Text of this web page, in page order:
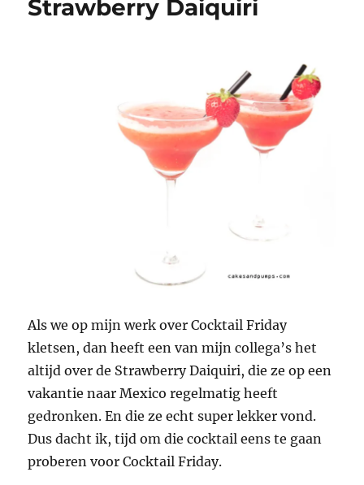
Strawberry Daiquiri
Als we op mijn werk over Cocktail Friday
kletsen, dan heeft een van mijn collega’s het
altijd over de Strawberry Daiquiri, die ze op een
vakantie naar Mexico regelmatig heeft
gedronken. En die ze echt super lekker vond.
Dus dacht ik, tijd om die cocktail eens te gaan
proberen voor Cocktail Friday.